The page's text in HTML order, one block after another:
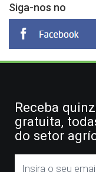
Siga-nos no
Receba
gratuita,
do setor